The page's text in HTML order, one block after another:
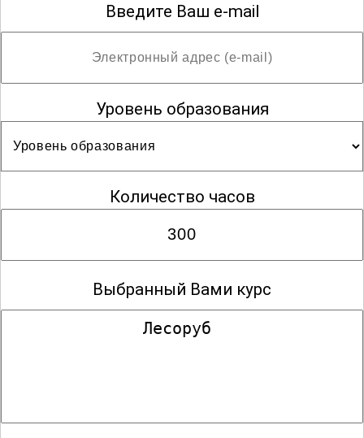
Введите Ваш e-mail
Уровень образования
Количество часов
Выбранный Вами курс